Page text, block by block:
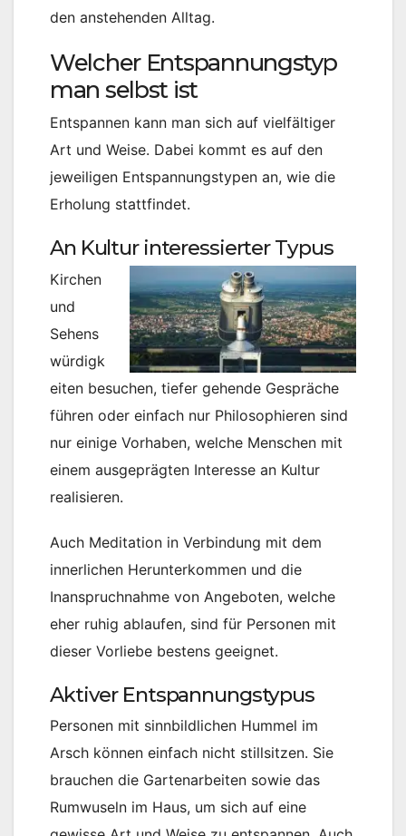
den anstehenden Alltag.
Welcher Entspannungstyp
man selbst ist
Entspannen kann man sich auf vielfältiger
Art und Weise. Dabei kommt es auf den
jeweiligen Entspannungstypen an, wie die
Erholung stattfindet.
An Kultur interessierter Typus
Kirchen
und
Sehens
würdigk
eiten besuchen, tiefer gehende Gespräche
führen oder einfach nur Philosophieren sind
nur einige Vorhaben, welche Menschen mit
einem ausgeprägten Interesse an Kultur
realisieren.
Auch Meditation in Verbindung mit dem
innerlichen Herunterkommen und die
Inanspruchnahme von Angeboten, welche
eher ruhig ablaufen, sind für Personen mit
dieser Vorliebe bestens geeignet.
Aktiver Entspannungstypus
Personen mit sinnbildlichen Hummel im
Arsch können einfach nicht stillsitzen. Sie
brauchen die Gartenarbeiten sowie das
Rumwuseln im Haus, um sich auf eine